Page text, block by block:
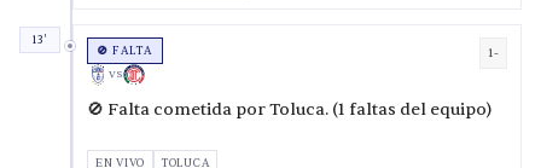
13'
🚫 FALTA
VS
1-
🚫 Falta cometida por Toluca. (1 faltas del equipo)
EN VIVO TOLUCA